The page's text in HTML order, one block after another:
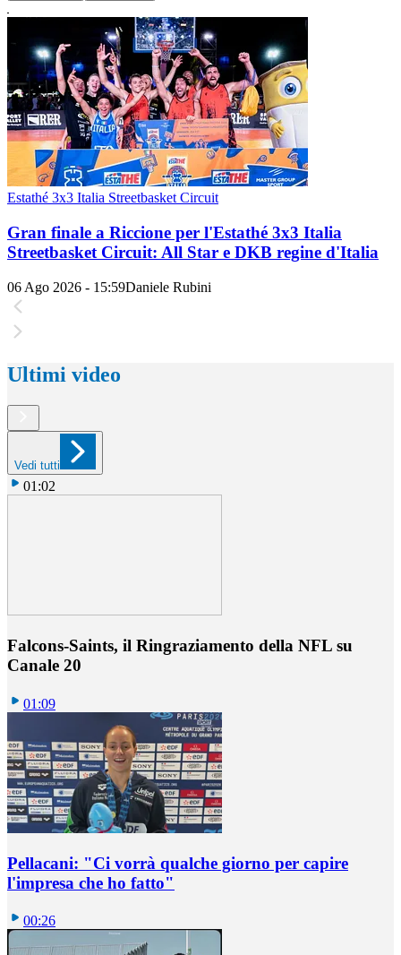
Estathé 3x3 Italia Streetbasket Circuit
Gran finale a Riccione per l'Estathé 3x3 Italia
Streetbasket Circuit: All Star e DKB regine d'Italia
06 Ago 2026 - 15:59Daniele Rubini
Ultimi video
Vedi tutti
01:02
Falcons-Saints, il Ringraziamento della NFL su
Canale 20
01:09
Pellacani: "Ci vorrà qualche giorno per capire
l'impresa che ho fatto"
00:26